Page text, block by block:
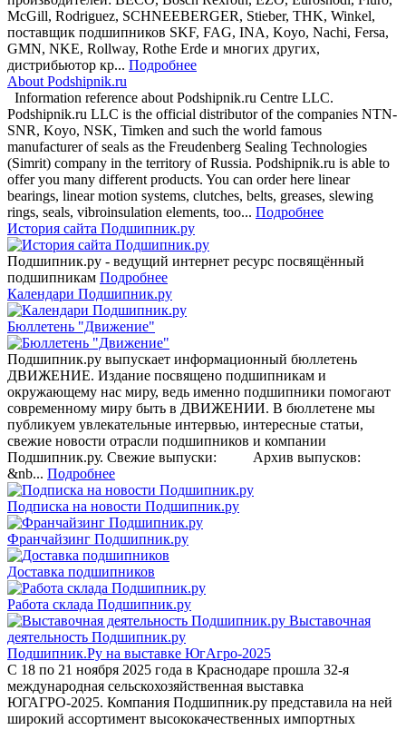
McGill, Rodriguez, SCHNEEBERGER, Stieber, THK, Winkel,
поставщик подшипников SKF, FAG, INA, Koyo, Nachi, Fersa,
GMN, NKE, Rollway, Rothe Erde и многих других,
дистрибьютор кр... Подробнее
About Podshipnik.ru
Information reference about Podshipnik.ru Centre LLC.
Podshipnik.ru LLC is the official distributor of the companies NTN-
SNR, Koyo, NSK, Timken and such the world famous
manufacturer of seals as the Freudenberg Sealing Technologies
(Simrit) company in the territory of Russia. Podshipnik.ru is able to
offer you many different products. You can order here linear
bearings, linear motion systems, clutches, belts, greases, slewing
rings, seals, vibroinsulation elements, too... Подробнее
История сайта Подшипник.ру
Подшипник.ру - ведущий интернет ресурс посвящённый
подшипникам Подробнее
Календари Подшипник.ру
Бюллетень "Движение"
Подшипник.ру выпускает информационный бюллетень
ДВИЖЕНИЕ. Издание посвящено подшипникам и
окружающему нас миру, ведь именно подшипники помогают
современному миру быть в ДВИЖЕНИИ. В бюллетене мы
публикуем увлекательные интервью, интересные статьи,
свежие новости отрасли подшипников и компании
Подшипник.ру. Свежие выпуски: Архив выпусков:
&nb... Подробнее
Подписка на новости Подшипник.ру
Франчайзинг Подшипник.ру
Доставка подшипников
Работа склада Подшипник.ру
Выставочная
деятельность Подшипник.ру
Подшипник.Ру на выставке ЮгАгро-2025
С 18 по 21 ноября 2025 года в Краснодаре прошла 32-я
международная сельскохозяйственная выставка
ЮГАГРО-2025. Компания Подшипник.ру представила на ней
широкий ассортимент высококачественных импортных